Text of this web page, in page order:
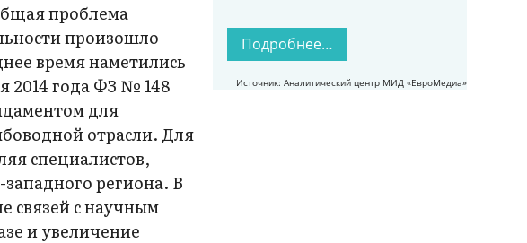
проблема
произошло
время наметились
2014 года ФЗ № 148
для
отрасли. Для
специалистов,
региона. В
связей с научным
и увеличение
Подробнее…
Источник: Аналитический центр МИД «ЕвроМедиа»